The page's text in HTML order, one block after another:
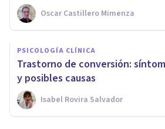
Oscar Castillero Mimenza
PSICOLOGÍA CLÍNICA
Trastorno de conversión:
y posibles causas
Isabel Rovira Salvador
​Trastorno
síntomas, causas y
Oscar Castillero Mimenza